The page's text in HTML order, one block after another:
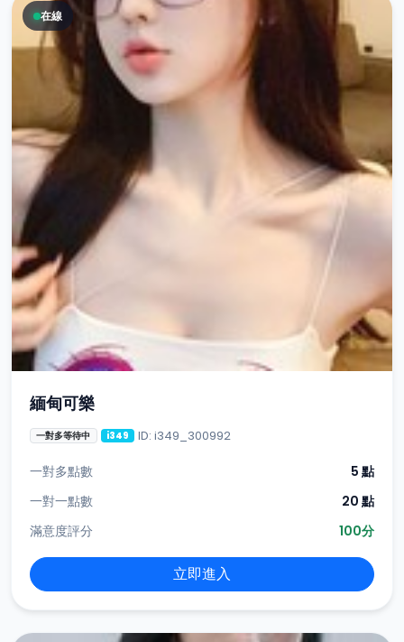
在線
緬甸可樂
一對多等待中 i349 ID: i349_300992
一對多點數
5 點
一對一點數
20 點
滿意度評分
100分
立即進入